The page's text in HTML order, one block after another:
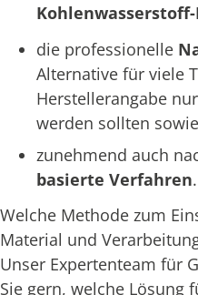
die professionelle
Alternative für viele
Herstellerangabe
werden sollten sowie
zunehmend auch
basierte Verfahren.
Welche Methode zum
Material und
Unser Expertenteam für
Sie gern, welche Lösung